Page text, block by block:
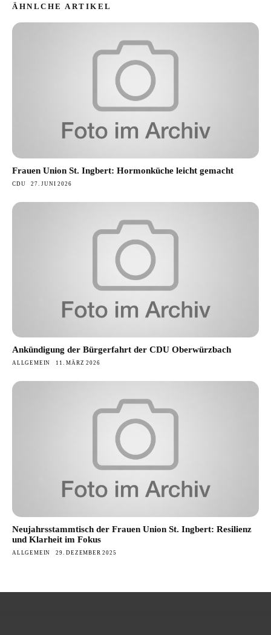
ÄHNLCHE ARTIKEL
Frauen Union St. Ingbert: Hormonküche leicht gemacht
CDU 27. JUNI 2026
Ankündigung der Bürgerfahrt der CDU Oberwürzbach
ALLGEMEIN 11. MÄRZ 2026
Neujahrsstammtisch der Frauen Union St. Ingbert: Resilienz
und Klarheit im Fokus
ALLGEMEIN 29. DEZEMBER 2025